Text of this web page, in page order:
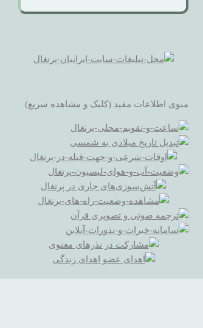
منوی اطلاعات مفید (کلیک و مشاهده سریع)